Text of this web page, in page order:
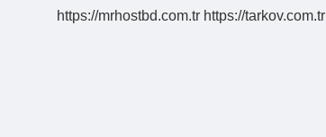
https://mrhostbd.com.tr https://tarkov.com.tr